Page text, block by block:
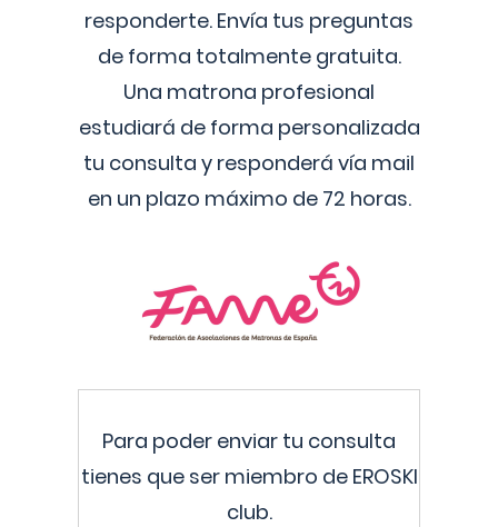
responderte. Envía tus preguntas
de forma totalmente gratuita.
Una matrona profesional
estudiará de forma personalizada
tu consulta y responderá vía mail
en un plazo máximo de 72 horas.
Para poder enviar tu consulta
tienes que ser miembro de EROSKI
club.